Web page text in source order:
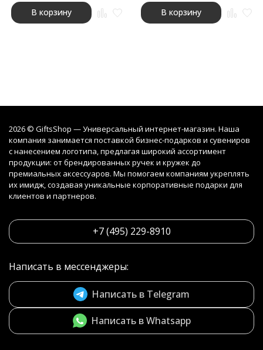
В корзину В корзину
2026 © GiftsShop — Универсальный интернет-магазин. Наша
компания занимается поставкой бизнес-подарков и сувениров
с нанесением логотипа, предлагая широкий ассортимент
продукции: от брендированных ручек и кружек до
премиальных аксессуаров. Мы помогаем компаниям укреплять
их имидж, создавая уникальные корпоративные подарки для
клиентов и партнеров.
+7 (495) 229-8910
Написать в мессенджеры:
Написать в Telegram
Написать в Whatsapp